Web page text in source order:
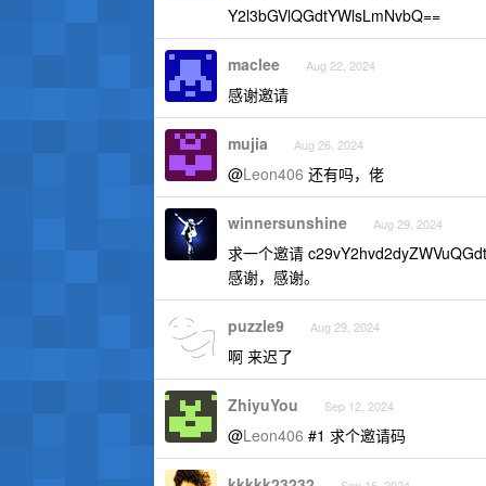
Y2l3bGVlQGdtYWlsLmNvbQ==
maclee Aug 22, 2024
感谢邀请
mujia Aug 26, 2024
@Leon406 还有吗，佬
winnersunshine Aug 29, 2024
求一个邀请
感谢，感谢。
puzzle9 Aug 29, 2024
啊 来迟了
ZhiyuYou Sep 12, 2024
@Leon406 #1 求个邀请码